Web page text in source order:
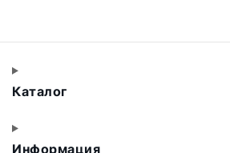
Каталог
Информация